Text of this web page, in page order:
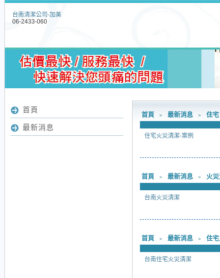
台南清潔公司-加美
06-2433-060
首頁 ﹥ 最新消息 ﹥ 住
住宅火災清潔-案例
首頁 ﹥ 最新消息 ﹥ 火
台南火災清潔
首頁 ﹥ 最新消息 ﹥ 住
台南住宅火災清潔
首頁
最新消息